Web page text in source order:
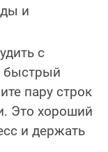
и
с
быстрый
пару строк
Это хороший
и держать